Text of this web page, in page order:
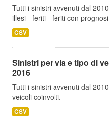
Tutti i sinistri avvenuti dal
illesi - feriti - feriti con
CSV
Sinistri per via e tipo di
2016
Tutti i sinistri avvenuti dal
veicoli coinvolti.
CSV